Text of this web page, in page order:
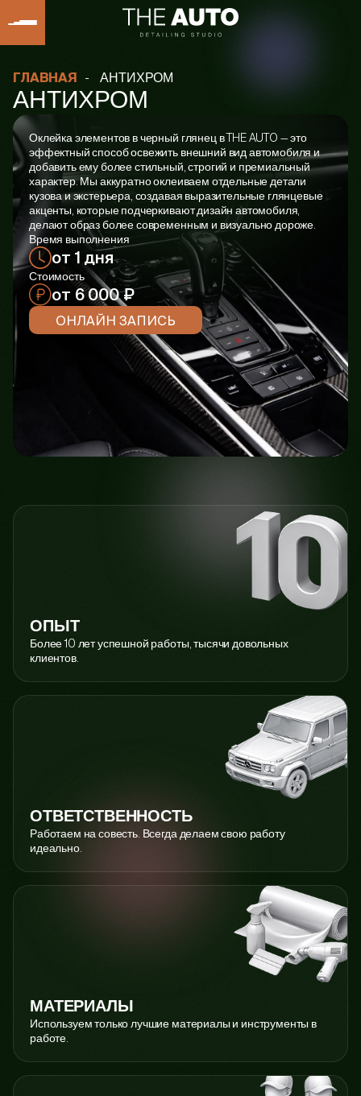
ГЛАВНАЯ - АНТИХРОМ
АНТИХРОМ
Оклейка элементов в черный глянец в THE AUTO — это
эффектный способ освежить внешний вид автомобиля и
добавить ему более стильный, строгий и премиальный
характер. Мы аккуратно оклеиваем отдельные детали
кузова и экстерьера, создавая выразительные глянцевые
акценты, которые подчеркивают дизайн автомобиля,
делают образ более современным и визуально дороже.
Время выполнения
от 1 дня
Стоимость
от 6 000 ₽
ОНЛАЙН ЗАПИСЬ
ОПЫТ
Более 10 лет успешной работы, тысячи довольных
клиентов.
ОТВЕТСТВЕННОСТЬ
Работаем на совесть. Всегда делаем свою работу
идеально.
МАТЕРИАЛЫ
Используем только лучшие материалы и инструменты в
работе.